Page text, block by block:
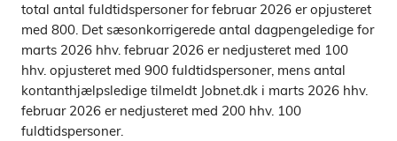
total antal fuldtidspersoner for februar 2026 er opjusteret
med 800. Det sæsonkorrigerede antal dagpengeledige for
marts 2026 hhv. februar 2026 er nedjusteret med 100
hhv. opjusteret med 900 fuldtidspersoner, mens antal
kontanthjælpsledige tilmeldt Jobnet.dk i marts 2026 hhv.
februar 2026 er nedjusteret med 200 hhv. 100
fuldtidspersoner.